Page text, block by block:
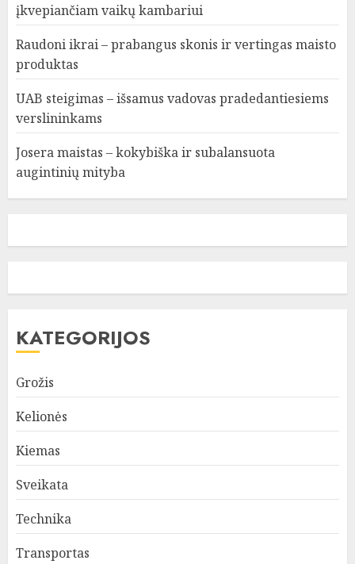
įkvepiančiam vaikų kambariui
Raudoni ikrai – prabangus skonis ir vertingas maisto
produktas
UAB steigimas – išsamus vadovas pradedantiesiems
verslininkams
Josera maistas – kokybiška ir subalansuota
augintinių mityba
KATEGORIJOS
Grožis
Kelionės
Kiemas
Sveikata
Technika
Transportas